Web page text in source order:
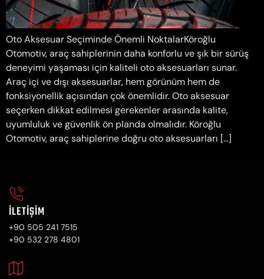
Oto Aksesuar Seçiminde Önemli NoktalarKöroğlu
Otomotiv, araç sahiplerinin daha konforlu ve şık bir sürüş
deneyimi yaşaması için kaliteli oto aksesuarları sunar.
Araç içi ve dışı aksesuarlar, hem görünüm hem de
fonksiyonellik açısından çok önemlidir. Oto aksesuar
seçerken dikkat edilmesi gerekenler arasında kalite,
uyumluluk ve güvenlik ön planda olmalıdır. Köroğlu
Otomotiv, araç sahiplerine doğru oto aksesuarları […]
İLETIŞIM
+90 505 241 7515
+90 532 278 4801